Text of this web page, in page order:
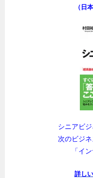
（日
シニアビ
次のビジ
「イ
詳し